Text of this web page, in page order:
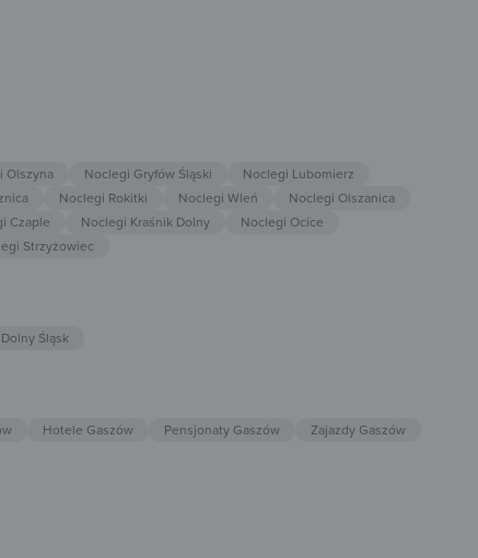
Olszyna Noclegi Gryfów Śląski
Noclegi Lubomierz
Noclegi Rokitki Noclegi Wleń
Noclegi Olszanica
Czaple Noclegi Kraśnik Dolny
Noclegi Ocice
Strzyżowiec
Śląsk
Hotele Gaszów Pensjonaty Gaszów
Zajazdy Gaszów